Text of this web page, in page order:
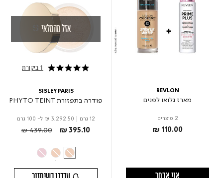
REVLON
מארז גלואו לפנים
2 מוצרים
₪ 110.00
אזל מהמלאי
5.0 star rating 1 ביקורת
SISLEY PARIS
פודרה בתפזורת PHYTO TEINT
12 גרם ₪ 3,292.50 ל- 100 גרם
₪ 395.10
Price reduced from
₪ 439.00to
1